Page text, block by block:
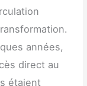
années,
direct au
étaient